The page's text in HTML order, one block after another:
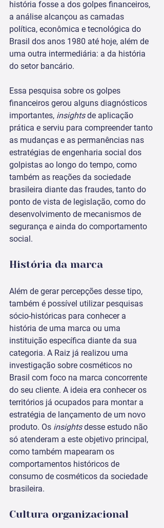
história fosse a dos golpes financeiros,
a análise alcançou as camadas
política, econômica e tecnológica do
Brasil dos anos 1980 até hoje, além de
uma outra intermediária: a da história
do setor bancário.
Essa pesquisa sobre os golpes
financeiros gerou alguns diagnósticos
importantes, insights de aplicação
prática e serviu para compreender tanto
as mudanças e as permanências nas
estratégias de engenharia social dos
golpistas ao longo do tempo, como
também as reações da sociedade
brasileira diante das fraudes, tanto do
ponto de vista de legislação, como do
desenvolvimento de mecanismos de
segurança e ainda do comportamento
social.
História da marca
Além de gerar percepções desse tipo,
também é possível utilizar pesquisas
sócio-históricas para conhecer a
história de uma marca ou uma
instituição específica diante da sua
categoria. A Raiz já realizou uma
investigação sobre cosméticos no
Brasil com foco na marca concorrente
do seu cliente. A ideia era conhecer os
territórios já ocupados para montar a
estratégia de lançamento de um novo
produto. Os insights desse estudo não
só atenderam a este objetivo principal,
como também mapearam os
comportamentos históricos de
consumo de cosméticos da sociedade
brasileira.
Cultura organizacional